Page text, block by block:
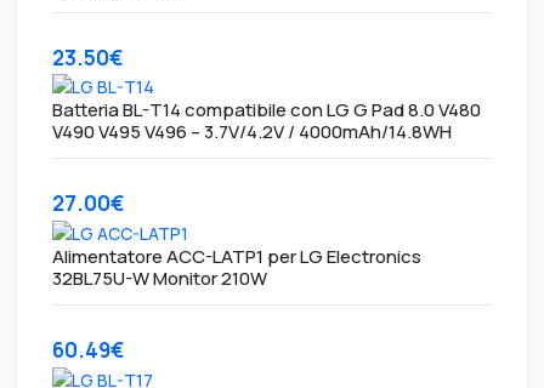
23.50€
Batteria BL-T14 compatibile con LG G Pad 8.0 V480
V490 V495 V496 – 3.7V/4.2V / 4000mAh/14.8WH
27.00€
Alimentatore ACC-LATP1 per LG Electronics
32BL75U-W Monitor 210W
60.49€